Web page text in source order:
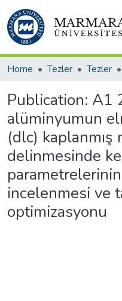
Home Tezler Tezler
Publication: A1
alüminyumun
(dlc) kaplanmış
delinmesinde
incelenmesi ve
optimizasyonu